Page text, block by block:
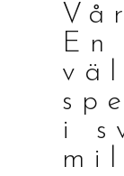
En
i